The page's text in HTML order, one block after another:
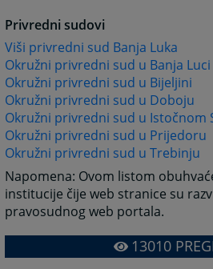
Privredni sudovi
Viši privredni sud Banja Luka
Okružni privredni sud u Banja Luci
Okružni privredni sud u Bijeljini
Okružni privredni sud u Doboju
Okružni privredni sud u Istočnom
Okružni privredni sud u Prijedoru
Okružni privredni sud u Trebinju
Napomena: Ovom listom
institucije čije web stranice su
pravosudnog web portala.
13010